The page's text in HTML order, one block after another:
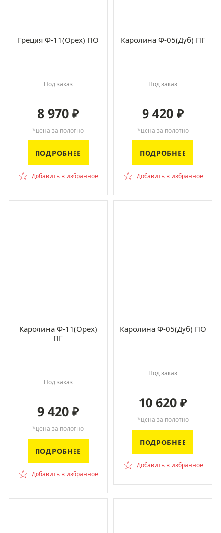
Греция Ф-11(Орех) ПО
Под заказ
8 970 ₽
*цена за полотно
ПОДРОБНЕЕ
☆ Добавить в избранное
Каролина Ф-05(Дуб) ПГ
Под заказ
9 420₽
*цена за полотно
ПОДРОБНЕЕ
☆ Добавить в избранное
Каролина Ф-11(Орех)
ПГ
Под заказ
9 420 ₽
*цена за полотно
ПОДРОБНЕЕ
☆ Добавить в избранное
Каролина Ф-05(Дуб) ПО
Под заказ
10 620₽
*цена за полотно
ПОДРОБНЕЕ
☆ Добавить в избранное